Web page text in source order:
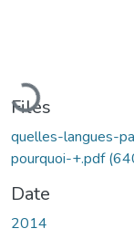
Loading...
Files
quelles-langues-
pourquoi-+.pdf
Date
2014